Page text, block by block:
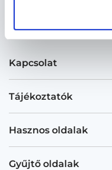
Kapcsolat
Tájékoztatók
Hasznos oldalak
Gyűjtő oldalak